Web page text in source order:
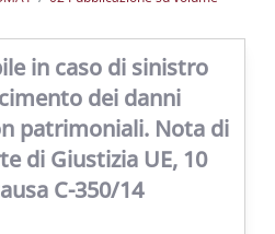
in caso di sinistro
dei danni
patrimoniali. Nota di
di Giustizia UE, 10
C-350/14